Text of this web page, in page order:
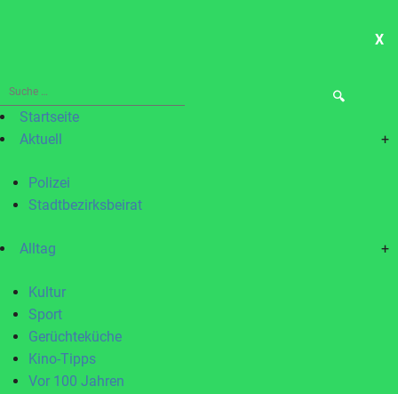
X
Suche
nach:Startseite
Aktuell
+
Polizei
Stadtbezirksbeirat
Alltag +
Kultur
Sport
Gerüchteküche
Kino-Tipps
Vor 100 Jahren